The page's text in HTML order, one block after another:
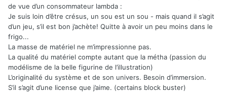
de vue d’un consommateur lambda :
Je suis loin d’être crésus, un sou est un sou - mais quand il s’agit
d’un jeu, s’il est bon j’achète! Quitte à avoir un peu moins dans le
frigo...
La masse de matériel ne m’impressionne pas.
La qualité du matériel compte autant que la métha (passion du
modélisme de la belle figurine de l’illustration)
L’originalité du système et de son univers. Besoin d’immersion.
S’il s’agit d’une license que j’aime. (certains block buster)